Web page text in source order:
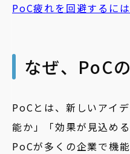
PoC疲れを回避するに
なぜ、PoC
PoCとは、新しいアイ
能か」「効果が見込め
PoCが多くの企業で機